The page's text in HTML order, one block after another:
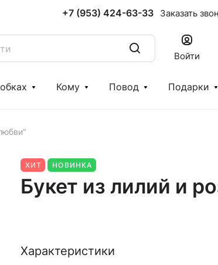
+7 (953) 424-63-33 Заказать
Войти
Кому Повод Подарки
ХИТ НОВИНКА
Букет из лилий и
Характеристики